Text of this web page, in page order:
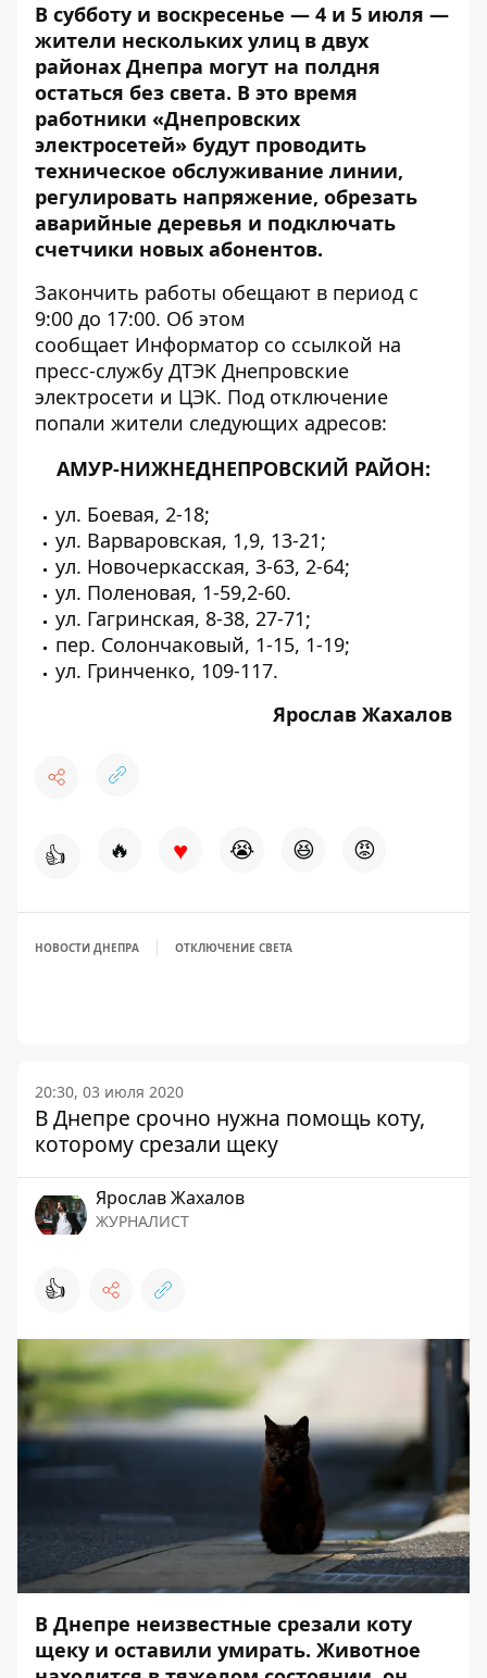
В субботу и воскресенье — 4 и 5 июля —
жители нескольких улиц в двух
районах Днепра могут на полдня
остаться без света. В это время
работники «Днепровских
электросетей» будут проводить
техническое обслуживание линии,
регулировать напряжение, обрезать
аварийные деревья и подключать
счетчики новых абонентов.
Закончить работы обещают в период с
9:00 до 17:00. Об этом
сообщает Информатор со ссылкой на
пресс-службу ДТЭК Днепровские
электросети и ЦЭК. Под отключение
попали жители следующих адресов:
АМУР-НИЖНЕДНЕПРОВСКИЙ РАЙОН:
ул. Боевая, 2-18;
ул. Варваровская, 1,9, 13-21;
ул. Новочеркасская, 3-63, 2-64;
ул. Поленовая, 1-59,2-60.
ул. Гагринская, 8-38, 27-71;
пер. Солончаковый, 1-15, 1-19;
ул. Гринченко, 109-117.
Ярослав Жахалов
👍 🔥 ♥ 😭 😆 😡
НОВОСТИ ДНЕПРА ОТКЛЮЧЕНИЕ СВЕТА
20:30, 03 июля 2020
В Днепре срочно нужна помощь коту,
которому срезали щеку
Ярослав Жахалов
ЖУРНАЛИСТ
👍
В Днепре неизвестные срезали коту
щеку и оставили умирать. Животное